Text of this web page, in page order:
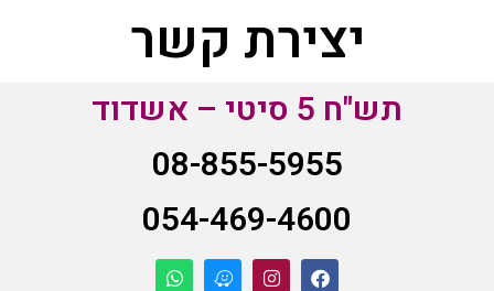
יצירת קשר
תש"ח 5 סיטי – אשדוד
08-855-5955
054-469-4600